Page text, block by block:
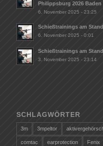
Philippsburg 2026 Baden
6. November 2025 - 23:25
Schießtrainings am
6. November 2025 - 0:01
Schießtrainings am
3. November 2025 - 23:14
SCHLAGWÖRTER
3m 3mpeltor
comtac earprotection Fenix